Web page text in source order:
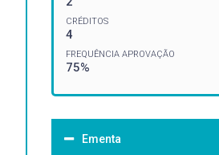
CRÉDITOS
4
FREQUÊNCIA APROVAÇÃO
75%
Ementa